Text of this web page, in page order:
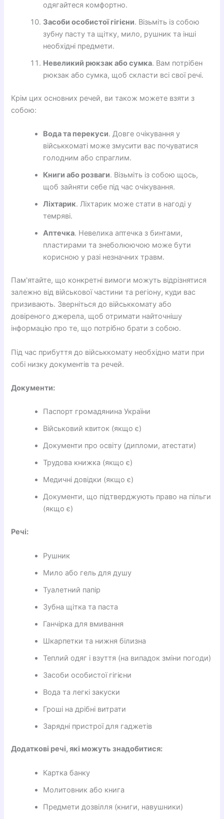
одягайтеся комфортно.
Засоби особистої гігієни. Візьміть із собою
зубну пасту та щітку, мило, рушник та інші
необхідні предмети.
Невеликий рюкзак або сумка. Вам потрібен
рюкзак або сумка, щоб скласти всі свої речі.
Крім цих основних речей, ви також можете взяти з
собою:
Вода та перекуси. Довге очікування у
військкоматі може змусити вас почуватися
голодним або спраглим.
Книги або розваги. Візьміть із собою щось,
щоб зайняти себе під час очікування.
Ліхтарик. Ліхтарик може стати в нагоді у
темряві.
Аптечка. Невелика аптечка з бинтами,
пластирами та знеболюючою може бути
корисною у разі незначних травм.
Пам'ятайте, що конкретні вимоги можуть відрізнятися
залежно від військової частини та регіону, куди вас
призивають. Зверніться до військкомату або
довіреного джерела, щоб отримати найточнішу
інформацію про те, що потрібно брати з собою.
Під час прибуття до військкомату необхідно мати при
собі низку документів та речей.
Документи:
Паспорт громадянина України
Військовий квиток (якщо є)
Документи про освіту (дипломи, атестати)
Трудова книжка (якщо є)
Медичні довідки (якщо є)
Документи, що підтверджують право на пільги
(якщо є)
Речі:
Рушник
Мило або гель для душу
Туалетний папір
Зубна щітка та паста
Ганчірка для вмивання
Шкарпетки та нижня білизна
Теплий одяг і взуття (на випадок зміни погоди)
Засоби особистої гігієни
Вода та легкі закуски
Гроші на дрібні витрати
Зарядні пристрої для гаджетів
Додаткові речі, які можуть знадобитися:
Картка банку
Молитовник або книга
Предмети дозвілля (книги, навушники)